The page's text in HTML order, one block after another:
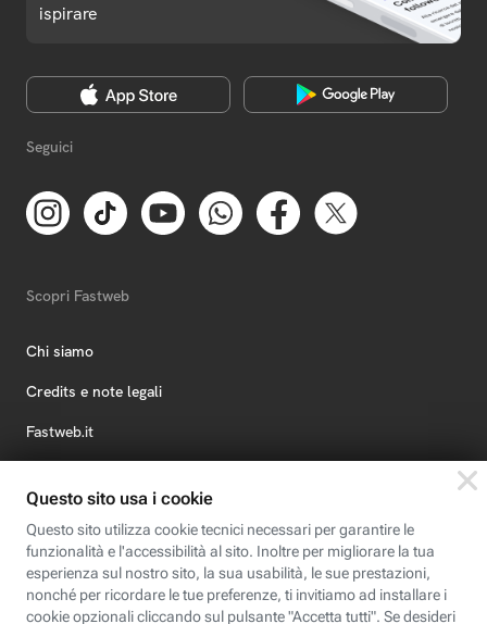
ispirare
Seguici
Scopri Fastweb
Chi siamo
Credits e note legali
Fastweb.it
Fastweb Digital Academy
STEP FuturAbility District